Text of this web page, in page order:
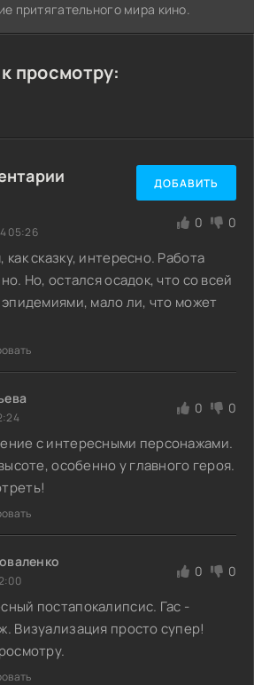
притягательного мира кино.
просмотру:
ДОБАВИТЬ
05:26
0 0
сказку, интересно. Работа
Но, остался осадок, что со всей
мало ли, что может
0 0
с интересными персонажами.
особенно у главного героя.
0 0
постапокалипсис. Гас -
Визуализация просто супер!